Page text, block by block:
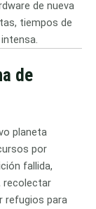
de nueva
tiempos de
de
planeta
por
fallida,
recolectar
refugios para